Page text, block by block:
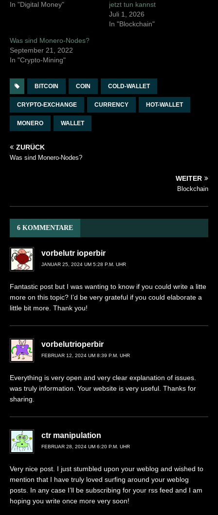
In "Digital Money"
jetzt tun kannst
Juli 1, 2026
In "Blockchain"
Was sind Monero-Nodes?
September 21, 2022
In "Crypto-Mining"
BITCOIN COIN COLD-WALLET
CRYPTO-EXCHANGE CURRENCY HOT-WALLET
MONERO WALLET
ZURÜCK
Was sind Monero-Nodes?
WEITER
Blockchain
6 KOMMENTARE
vorbelutr ioperbir
JANUAR 25, 2024 UM 5:28 P.M. UHR
Fantastic post but I was wanting to know if you could write a litte
more on this topic? I’d be very grateful if you could elaborate a
little bit more. Thank you!
vorbelutrioperbir
FEBRUAR 12, 2024 UM 8:39 P.M. UHR
Everything is very open and very clear explanation of issues.
was truly information. Your website is very useful. Thanks for
sharing.
ctr manipulation
FEBRUAR 28, 2024 UM 6:20 P.M. UHR
Very nice post. I just stumbled upon your weblog and wished to
mention that I have truly loved surfing around your weblog
posts. In any case I’ll be subscribing for your rss feed and I am
hoping you write once more very soon!